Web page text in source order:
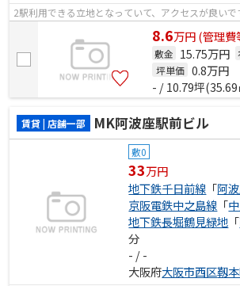
2駅利用できる立地となっていて、アクセスが良いで
8.6万円(管理費
敷金 15.75万円
坪単価 0.8万円
- / 10.79坪(35.69
賃貸 | 店舗一部 MK阿波座駅前ビル
敷0
33万円
地下鉄千日前線 「阿
京阪電鉄中之島線 「
地下鉄長堀鶴見緑地 「
分
- / -
大阪府大阪市西区靱